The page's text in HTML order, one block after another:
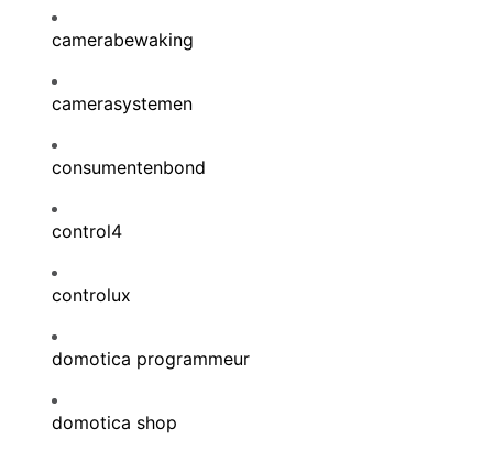
camerabewaking
camerasystemen
consumentenbond
control4
controlux
domotica programmeur
domotica shop